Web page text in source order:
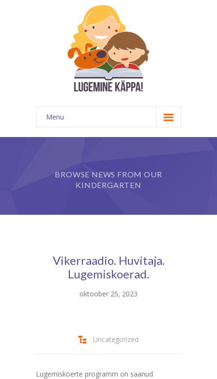
Menu
Kontakt
Meedias
BROWSE NEWS FROM OUR
KINDERGARTEN
Vikerraadio. Huvitaja.
Lugemiskoerad.
oktoober 25, 2023
Uncategorized
Lugemiskoerte programm on saanud